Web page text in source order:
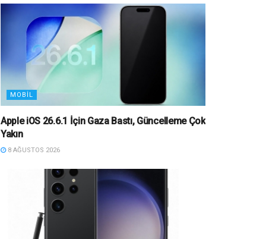
MOBIL
Apple iOS 26.6.1 İçin Gaza Bastı, Güncelleme Çok
Yakın
8 AĞUSTOS 2026